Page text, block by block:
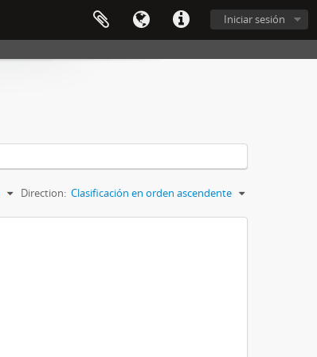
Iniciar sesión
Direction: Clasificación en orden ascendente